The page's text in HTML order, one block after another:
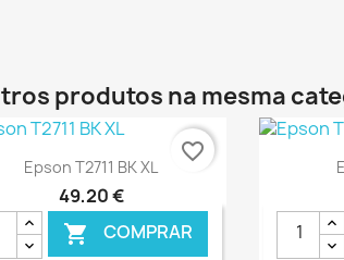
produtos na mesma
Ver+
Epson T2711 BK XL
49,20 €
 COMPRAR
favorite_border